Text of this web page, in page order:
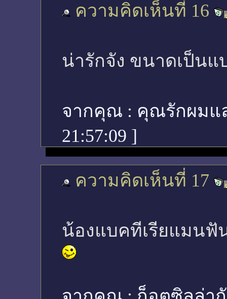
ความคิดเห็นที่ 16
น่ารักจัง ขนาดเป็นแ
จากคุณ : คุณรักผม
21:57:09 ]
ความคิดเห็นที่ 17
น้องแบคทีเรียแมนฟั